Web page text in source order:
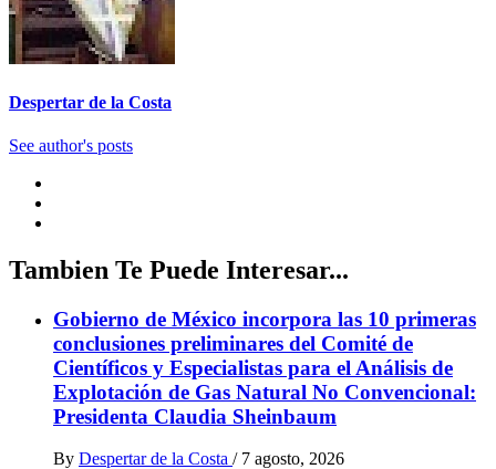
Despertar de la Costa
See author's posts
Tambien Te Puede Interesar...
Gobierno de México incorpora las 10 primeras
conclusiones preliminares del Comité de
Científicos y Especialistas para el Análisis de
Explotación de Gas Natural No Convencional:
Presidenta Claudia Sheinbaum
By Despertar de la Costa / 7 agosto, 2026